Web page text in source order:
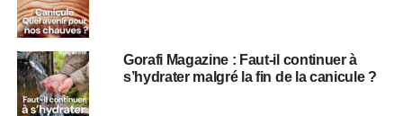
Gorafi Magazine : Faut-il continuer à
s’hydrater malgré la fin de la canicule ?